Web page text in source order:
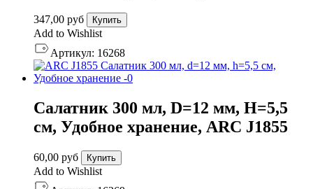
347,00 руб Купить
Add to Wishlist
Артикул: 16268
Салатник 300 мл, D=12 мм, H=5,5
см, Удобное хранение, ARC J1855
60,00 руб Купить
Add to Wishlist